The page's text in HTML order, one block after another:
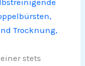
Trocknung,
stets